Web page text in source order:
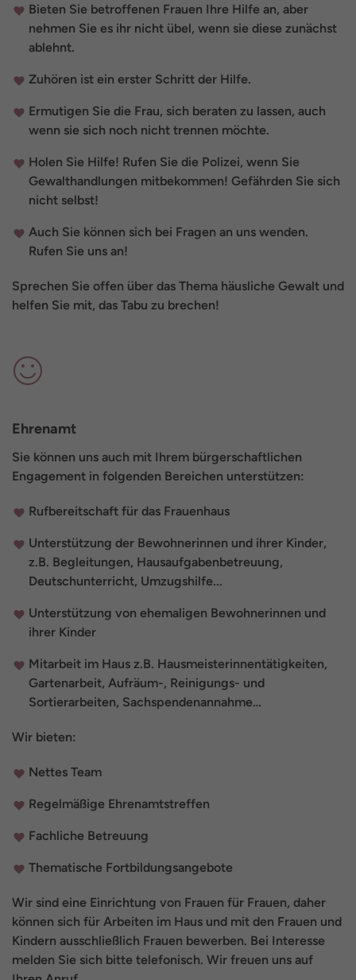
Bieten Sie betroffenen Frauen Ihre Hilfe an, aber
nehmen Sie es ihr nicht übel, wenn sie diese zunächst
ablehnt.
Zuhören ist ein erster Schritt der Hilfe.
Ermutigen Sie die Frau, sich beraten zu lassen, auch
wenn sie sich noch nicht trennen möchte.
Holen Sie Hilfe! Rufen Sie die Polizei, wenn Sie
Gewalthandlungen mitbekommen! Gefährden Sie sich
nicht selbst!
Auch Sie können sich bei Fragen an uns wenden.
Rufen Sie uns an!
Sprechen Sie offen über das Thema häusliche Gewalt und
helfen Sie mit, das Tabu zu brechen!
Ehrenamt
Sie können uns auch mit Ihrem bürgerschaftlichen
Engagement in folgenden Bereichen unterstützen:
Rufbereitschaft für das Frauenhaus
Unterstützung der Bewohnerinnen und ihrer Kinder,
z.B. Begleitungen, Hausaufgabenbetreuung,
Deutschunterricht, Umzugshilfe...
Unterstützung von ehemaligen Bewohnerinnen und
ihrer Kinder
Mitarbeit im Haus z.B. Hausmeisterinnentätigkeiten,
Gartenarbeit, Aufräum-, Reinigungs- und
Sortierarbeiten, Sachspendenannahme…
Wir bieten:
Nettes Team
Regelmäßige Ehrenamtstreffen
Fachliche Betreuung
Thematische Fortbildungsangebote
Wir sind eine Einrichtung von Frauen für Frauen, daher
können sich für Arbeiten im Haus und mit den Frauen und
Kindern ausschließlich Frauen bewerben. Bei Interesse
melden Sie sich bitte telefonisch. Wir freuen uns auf